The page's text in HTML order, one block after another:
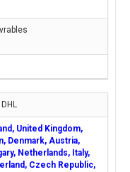
United Kingdom,
Denmark, Austria,
Netherlands, Italy,
Czech Republic,